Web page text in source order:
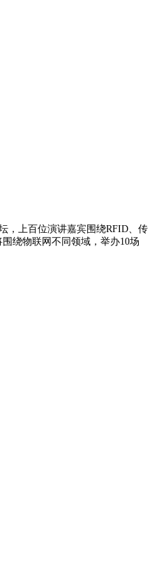
，上百位演讲嘉宾围绕RFID、传
绕物联网不同领域，举办10场